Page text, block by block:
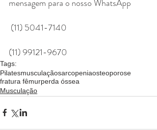
mensagem para o nosso WhatsApp
(11) 5041-7140
(11) 99121-9670
Tags:
Pilatesmusculaçãosarcopeniaosteoporose
fratura fêmurperda óssea
Musculação